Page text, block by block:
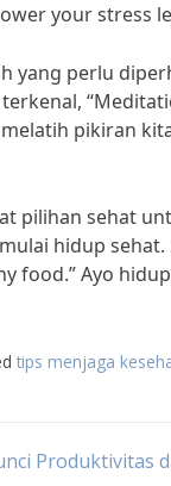
your stress
yang perlu
melatih pikiran
pilihan sehat
hidup
food.” Ayo
tips menjaga
Produktivitas